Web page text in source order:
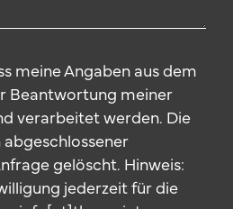
meine Angaben aus dem
Beantwortung meiner
verarbeitet werden. Die
gelöscht. Hinweis:
jederzeit für die